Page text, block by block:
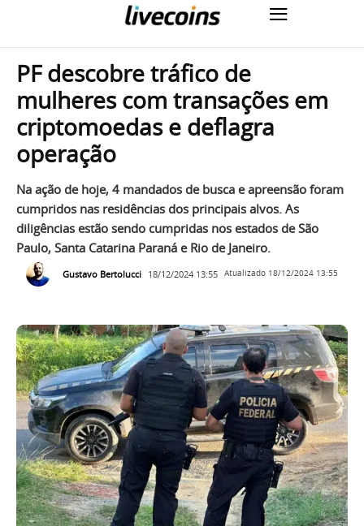
PF descobre tráfico de
mulheres com transações em
criptomoedas e deflagra
operação
Na ação de hoje, 4 mandados de busca e apreensão foram
cumpridos nas residências dos principais alvos. As
diligências estão sendo cumpridas nos estados de São
Paulo, Santa Catarina Paraná e Rio de Janeiro.
Gustavo Bertolucci 18/12/2024 13:55 Atualizado 18/12/2024 13:55